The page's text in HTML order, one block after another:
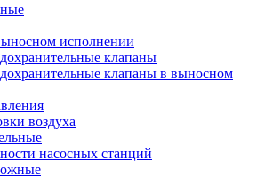
исполнении
клапаны
клапаны в выносном
воздуха
насосных станций